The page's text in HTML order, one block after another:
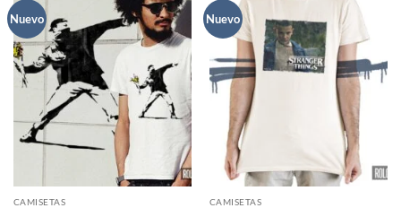
Nuevo
CAMISETAS
Nuevo
CAMISETAS